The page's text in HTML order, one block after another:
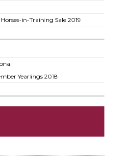
in-Training Sale 2019
Yearlings 2018